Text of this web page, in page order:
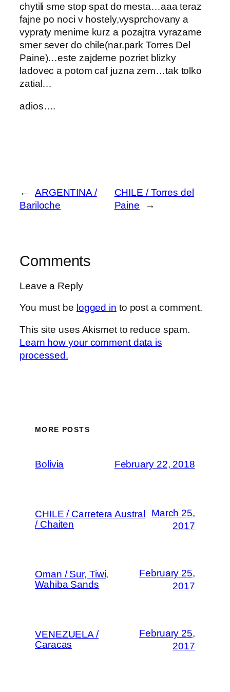
chytili sme stop spat do mesta…aaa teraz
fajne po noci v hostely,vysprchovany a
vypraty menime kurz a pozajtra vyrazame
smer sever do chile(nar.park Torres Del
Paine)…este zajdeme pozriet blizky
ladovec a potom caf juzna zem…tak tolko
zatial…
adios….
←
ARGENTINA /
Bariloche
CHILE / Torres del
Paine
→
Comments
Leave a Reply
You must be logged in to post a comment.
This site uses Akismet to reduce spam.
Learn how your comment data is
processed.
MORE POSTS
Bolivia February 22, 2018
CHILE / Carretera Austral
/ Chaiten
March 25,
2017
Oman / Sur, Tiwi,
Wahiba Sands
February 25,
2017
VENEZUELA /
Caracas
February 25,
2017